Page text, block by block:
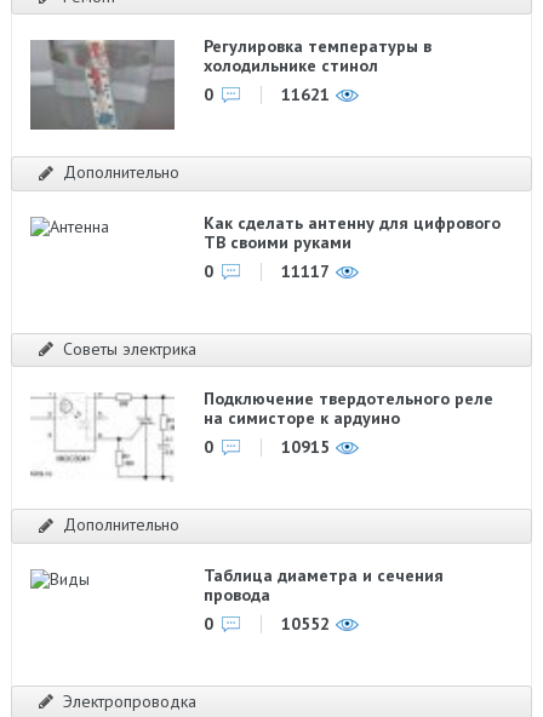
Регулировка температуры в
холодильнике стинол
0
11621
Дополнительно
Как сделать антенну для цифрового
ТВ своими руками
0
11117
Советы электрика
Подключение твердотельного реле
на симисторе к ардуино
0
10915
Дополнительно
Таблица диаметра и сечения
провода
0
10552
Электропроводка